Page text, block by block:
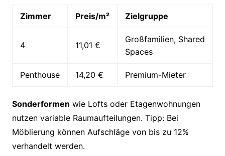
Zimmer Preis/m² Zielgruppe
4 11,01 €
Großfamilien, Shared
Spaces
Penthouse 14,20 € Premium-Mieter
Sonderformen wie Lofts oder Etagenwohnungen
nutzen variable Raumaufteilungen. Tipp: Bei
Möblierung können Aufschläge von bis zu 12%
verhandelt werden.